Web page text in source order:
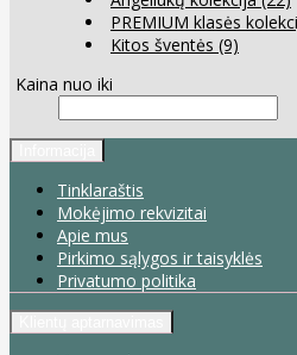
PREMIUM klasės
Kitos šventės (9)
Kaina nuo iki
Tinklaraštis
Mokėjimo rekvizitai
Apie mus
Pirkimo sąlygos ir taisyklės
Privatumo politika